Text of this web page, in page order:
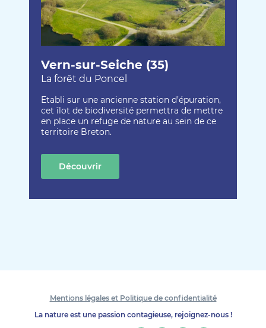
Vern-sur-Seiche (35)
La forêt du Poncel
Etabli sur une ancienne station d’épuration,
cet îlot de biodiversité permettra de mettre
en place un refuge de nature au sein de ce
territoire Breton.
Découvrir
Mentions légales et Politique de confidentialité
La nature est une passion contagieuse, rejoignez-nous !